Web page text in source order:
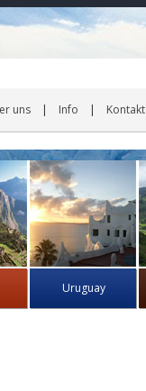
Kontakt
Info
uns
Uruguay